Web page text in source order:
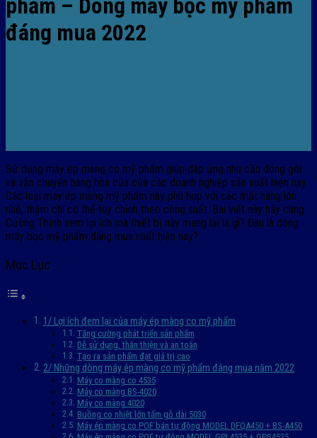
phẩm – Dòng máy bọc mỹ phẩm
đáng mua 2022
Sử dụng máy ép màng co mỹ phẩm giúp đáp ứng nhu cầu đóng gói
và vận chuyển hàng hóa của của các doanh nghiệp sản xuất hiện nay.
Các loại máy ép màng mỹ phẩm này phù hợp với các mặt hàng lớn
nhỏ, thậm chí có thể tùy chỉnh theo công suất. Bài viết này hãy cùng
Cường Thịnh xem lợi ích mà thiết bị này mang lại là gì? Đâu là dòng
máy bọc mỹ phẩm đáng mua nhất hiện nay?
Mục Lục
1/ Lợi ích đem lại của máy ép màng co mỹ phẩm
Tăng cường phát triển sản phẩm
Dễ sử dụng, thân thiện và an toàn
Tạo ra sản phẩm đạt giá trị cao
2/ Những dòng máy ép màng co mỹ phẩm đáng mua năm 2022
Máy co màng co 4535
Máy co màng BS-4020
Máy co màng 4020
Buồng co nhiệt lớn tấm gỗ dài 5030
Máy ép màng co POF bán tự động MODEL DFQA450 + BS-A450